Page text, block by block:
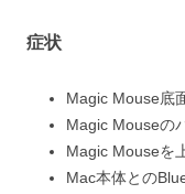
症状
Magic Mouse底
Magic Mouseの
Magic Mouseを
Mac本体との